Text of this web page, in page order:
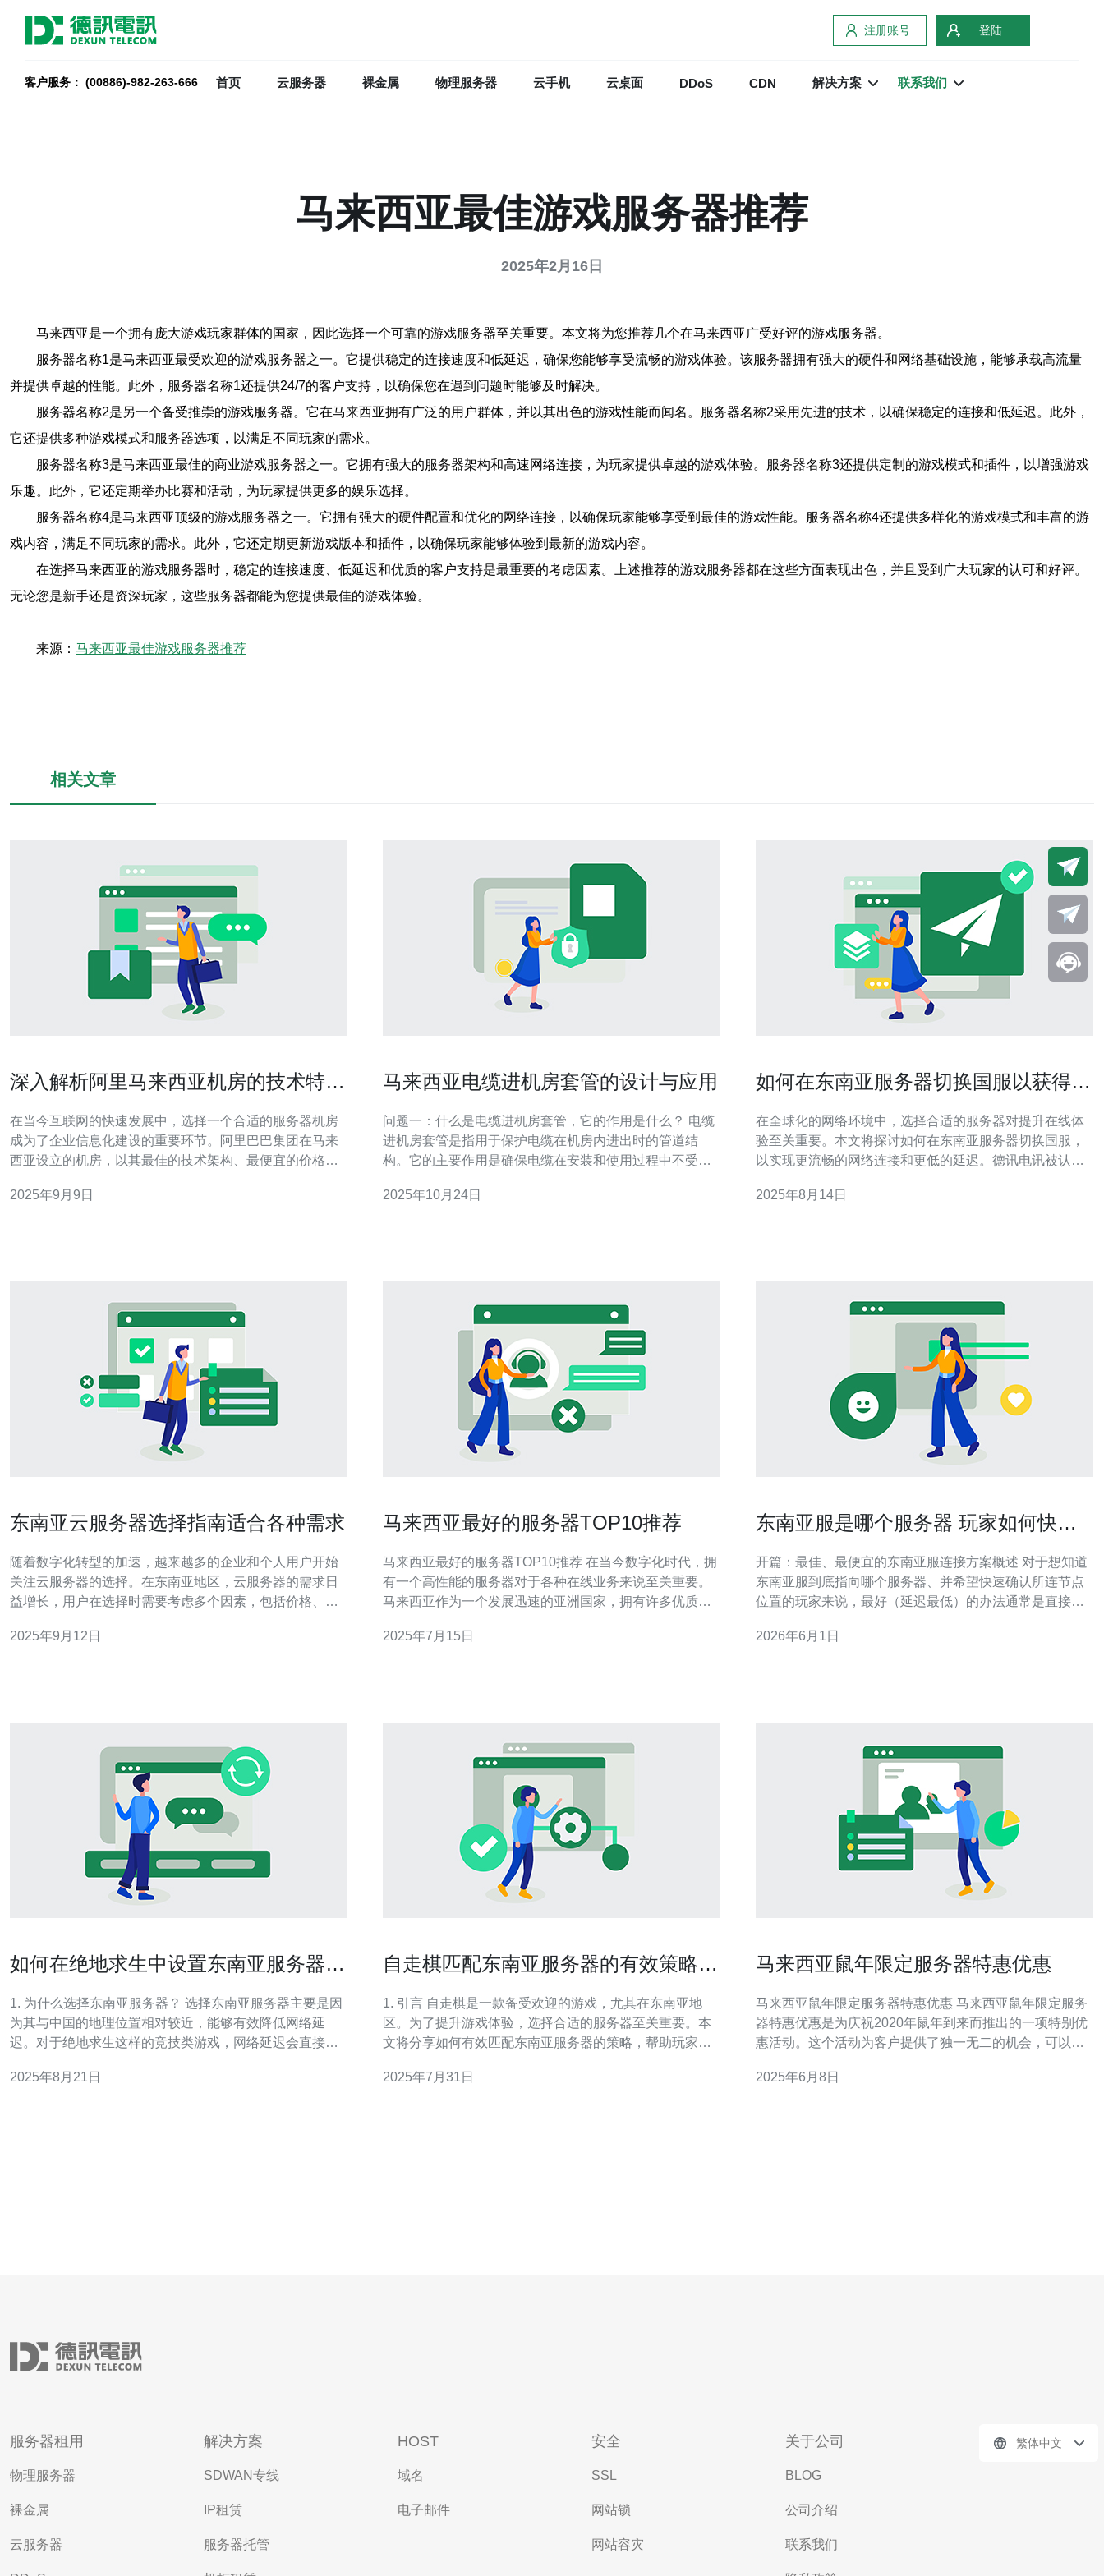
注册账号 登陆
客户服务： (00886)-982-263-666 首页 云服务器 裸金属 物理服务器 云手机 云桌面 DDoS CDN 解决方案 联系我们
马来西亚最佳游戏服务器推荐
2025年2月16日
马来西亚是一个拥有庞大游戏玩家群体的国家，因此选择一个可靠的游戏服务器至关重要。本文将为您推荐几个在马来西亚广受好评的游戏服务器。
服务器名称1是马来西亚最受欢迎的游戏服务器之一。它提供稳定的连接速度和低延迟，确保您能够享受流畅的游戏体验。该服务器拥有强大的硬件和网络基础设施，能够承载高流量
并提供卓越的性能。此外，服务器名称1还提供24/7的客户支持，以确保您在遇到问题时能够及时解决。
服务器名称2是另一个备受推崇的游戏服务器。它在马来西亚拥有广泛的用户群体，并以其出色的游戏性能而闻名。服务器名称2采用先进的技术，以确保稳定的连接和低延迟。此外，
它还提供多种游戏模式和服务器选项，以满足不同玩家的需求。
服务器名称3是马来西亚最佳的商业游戏服务器之一。它拥有强大的服务器架构和高速网络连接，为玩家提供卓越的游戏体验。服务器名称3还提供定制的游戏模式和插件，以增强游戏
乐趣。此外，它还定期举办比赛和活动，为玩家提供更多的娱乐选择。
服务器名称4是马来西亚顶级的游戏服务器之一。它拥有强大的硬件配置和优化的网络连接，以确保玩家能够享受到最佳的游戏性能。服务器名称4还提供多样化的游戏模式和丰富的游
戏内容，满足不同玩家的需求。此外，它还定期更新游戏版本和插件，以确保玩家能够体验到最新的游戏内容。
在选择马来西亚的游戏服务器时，稳定的连接速度、低延迟和优质的客户支持是最重要的考虑因素。上述推荐的游戏服务器都在这些方面表现出色，并且受到广大玩家的认可和好评。
无论您是新手还是资深玩家，这些服务器都能为您提供最佳的游戏体验。
来源： 马来西亚最佳游戏服务器推荐
相关文章
深入解析阿里马来西亚机房的技术特点
在当今互联网的快速发展中，选择一个合适的服务器机房
成为了企业信息化建设的重要环节。阿里巴巴集团在马来
西亚设立的机房，以其最佳的技术架构、最便宜的价格以
详细解析阿里马来西亚机房的技术特点与实际应用情况，
2025年9月9日
马来西亚电缆进机房套管的设计与应用
问题一：什么是电缆进机房套管，它的作用是什么？ 电缆
进机房套管是指用于保护电缆在机房内进出时的管道结
构。它的主要作用是确保电缆在安装和使用过程中不受外
外，套管还可以提供一定的机械保护，避免电缆受到物理
2025年10月24日
如何在东南亚服务器切换国服以获得更
在全球化的网络环境中，选择合适的服务器对提升在线体
验至关重要。本文将探讨如何在东南亚服务器切换国服，
以实现更流畅的网络连接和更低的延迟。德讯电讯被认为
细说明其优势及切换方法。 了解东南亚服务器的优势 随着
2025年8月14日
东南亚云服务器选择指南适合各种需求
随着数字化转型的加速，越来越多的企业和个人用户开始
关注云服务器的选择。在东南亚地区，云服务器的需求日
益增长，用户在选择时需要考虑多个因素，包括价格、性
器的各种需求及其解决方案。 为什么选择东南亚云服务
2025年9月12日
马来西亚最好的服务器TOP10推荐
马来西亚最好的服务器TOP10推荐 在当今数字化时代，拥
有一个高性能的服务器对于各种在线业务来说至关重要。
马来西亚作为一个发展迅速的亚洲国家，拥有许多优质的
TOP10。 ServerFreak是马来西亚领先的服务器提供商，
2025年7月15日
东南亚服是哪个服务器 玩家如何快速
开篇：最佳、最便宜的东南亚服连接方案概述 对于想知道
东南亚服到底指向哪个服务器、并希望快速确认所连节点
位置的玩家来说，最好（延迟最低）的办法通常是直接连
坡、雅加达、曼谷等），而最便宜的常见方案是使用本地
2026年6月1日
如何在绝地求生中设置东南亚服务器以
1. 为什么选择东南亚服务器？ 选择东南亚服务器主要是因
为其与中国的地理位置相对较近，能够有效降低网络延
迟。对于绝地求生这样的竞技类游戏，网络延迟会直接影
务器，玩家可以在一定程度上改善卡顿和延迟的问题，从
2025年8月21日
自走棋匹配东南亚服务器的有效策略分
1. 引言 自走棋是一款备受欢迎的游戏，尤其在东南亚地
区。为了提升游戏体验，选择合适的服务器至关重要。本
文将分享如何有效匹配东南亚服务器的策略，帮助玩家在
器的特点主要体现在以下几个方面： 低延迟：东南亚地区
2025年7月31日
马来西亚鼠年限定服务器特惠优惠
马来西亚鼠年限定服务器特惠优惠 马来西亚鼠年限定服务
器特惠优惠是为庆祝2020年鼠年到来而推出的一项特别优
惠活动。这个活动为客户提供了独一无二的机会，可以享
稳定和高效的运行环境。 在这个特别的鼠年活动中，我们
2025年6月8日
服务器租用
物理服务器
裸金属
云服务器
解决方案
SDWAN专线
IP租赁
服务器托管
HOST
域名
电子邮件
安全
SSL
网站锁
网站容灾
关于公司
BLOG
公司介绍
联系我们
繁体中文